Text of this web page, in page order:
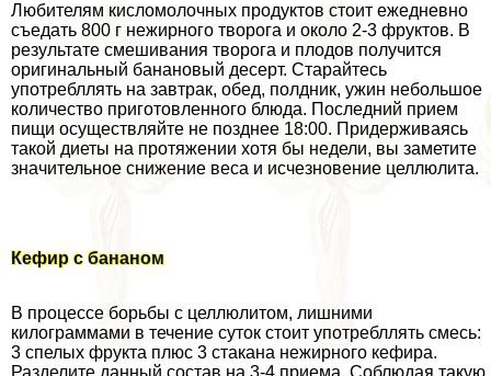
Любителям кисломолочных продуктов стоит ежедневно
съедать 800 г нежирного творога и около 2-3 фруктов. В
результате смешивания творога и плодов получится
оригинальный банановый десерт. Старайтесь
употрeбллять на завтpaк, обед, полдник, ужин небольшое
количество приготовленного блюда. Последний прием
пищи осуществляйте не позднее 18:00. Придерживаясь
такой диеты на протяжении хотя бы недели, вы заметите
значительное снижение веса и исчезновение целлюлита.
Кефир с бананом­
В процессе борьбы с целлюлитом, лишними
килограммами в течение суток стоит употрeбллять смесь:
3 спелых фрукта плюс 3 стакана нежирного кефира.